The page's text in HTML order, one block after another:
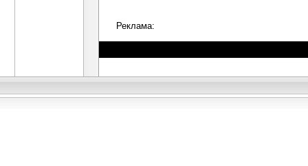
Реклама: